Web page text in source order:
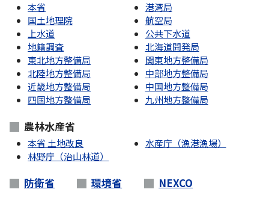
本省
港湾局
国土地理院
航空局
上水道
公共下水道
地籍調査
北海道開発局
東北地方整備局
関東地方整備局
北陸地方整備局
中部地方整備局
近畿地方整備局
中国地方整備局
四国地方整備局
九州地方整備局
農林水産省
本省 土地改良
水産庁（漁港漁場）
林野庁（治山林道）
防衛省 環境省 NEXCO